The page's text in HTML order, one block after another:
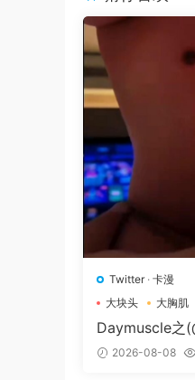
Twitter· 卡漫
大块头
大胸肌
Daymuscle之
Bb）2026-08-08